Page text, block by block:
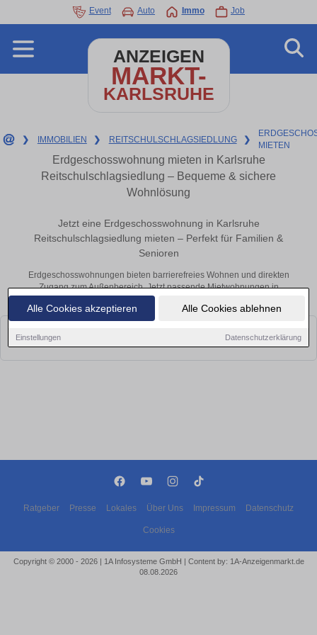
Alle Cookies akzeptieren Alle Cookies ablehnen
Einstellungen Datenschutzerklärung
Event Auto Immo Job
ANZEIGEN
MARKT-
KARLSRUHE
❯ IMMOBILIEN ❯ REITSCHULSCHLAGSIEDLUNG ❯
MIETEN
Erdgeschosswohnung mieten in Karlsruhe
Reitschulschlagsiedlung – Bequeme & sichere
Wohnlösung
Jetzt eine Erdgeschosswohnung in Karlsruhe
Reitschulschlagsiedlung mieten – Perfekt für Familien &
Senioren
Erdgeschosswohnungen bieten barrierefreies Wohnen und direkten
Zugang zum Außenbereich. Jetzt passende Mietwohnungen in
Karlsruhe finden!
bald wieder vorbei!
Ratgeber Presse Lokales Über Uns Impressum Datenschutz
Cookies
Copyright © 2000 - 2026 | 1A Infosysteme GmbH | Content by: 1A-Anzeigenmarkt.de
08.08.2026